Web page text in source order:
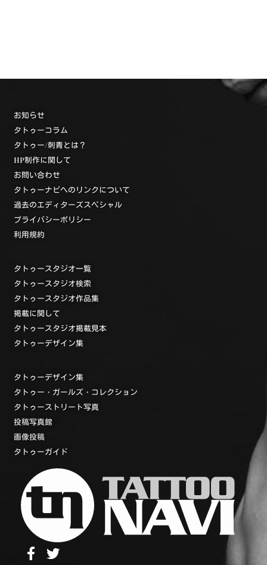
お知らせ
タトゥーコラム
タトゥー/刺青とは？
HP制作に関して
お問い合わせ
タトゥーナビへのリンクについて
過去のエディターズスペシャル
プライバシーポリシー
利用規約
タトゥースタジオ一覧
タトゥースタジオ検索
タトゥースタジオ作品集
掲載に関して
タトゥースタジオ掲載見本
タトゥーデザイン集
タトゥーデザイン集
タトゥー・ガールズ・コレクション
タトゥーストリート写真
投稿写真館
画像投稿
タトゥーガイド